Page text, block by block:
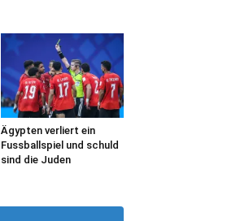
Ägypten verliert ein
Fussballspiel und schuld
sind die Juden